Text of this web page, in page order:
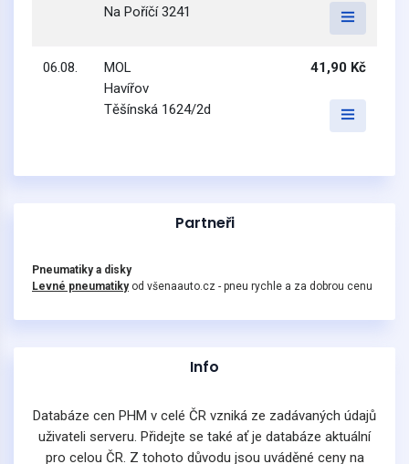
Na Poříčí 3241
06.08.
MOL
Havířov
Těšínská 1624/2d
41,90 Kč
Partneři
Pneumatiky a disky
Levné pneumatikyod všenaauto.cz - pneu rychle a za dobrou cenu
Info
Databáze cen PHM v celé ČR vzniká ze zadávaných údajů
uživateli serveru. Přidejte se také ať je databáze aktuální
pro celou ČR. Z tohoto důvodu jsou uváděné ceny na